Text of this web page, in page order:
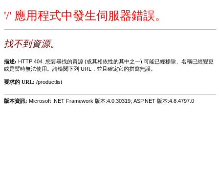
'/' 應用程式中發生伺服器錯誤。
找不到資源。
描述: HTTP 404. 您要尋找的資源 (或其相依性的其中之一) 可能已經移除、名稱已經變更
或是暫時無法使用。請檢閱下列 URL，並且確定它的拼寫無誤。
要求的 URL: /productlist
版本資訊: Microsoft .NET Framework 版本:4.0.30319; ASP.NET 版本:4.8.4797.0